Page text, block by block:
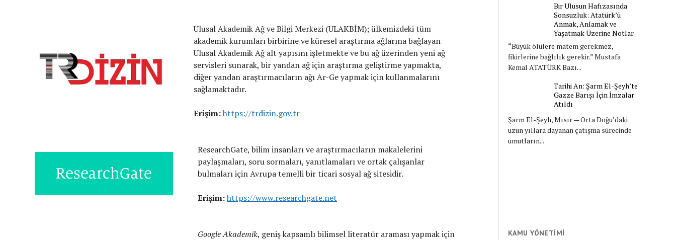
Ulusal Akademik Ağ ve Bilgi Merkezi (ULAKBİM); ülkemizdeki tüm
akademik kurumları birbirine ve küresel araştırma ağlarına bağlayan
Ulusal Akademik Ağ alt yapısını işletmekte ve bu ağ üzerinden yeni ağ
servisleri sunarak, bir yandan ağ için araştırma geliştirme yapmakta,
diğer yandan araştırmacıların ağı Ar-Ge yapmak için kullanmalarını
sağlamaktadır.
Erişim:https://trdizin.gov.tr
ResearchGate, bilim insanları ve araştırmacıların makalelerini
paylaşmaları, soru sormaları, yanıtlamaları ve ortak çalışanlar
bulmaları için Avrupa temelli bir ticari sosyal ağ sitesidir.
Erişim:https://www.researchgate.net
Google Akademik, geniş kapsamlı bilimsel literatür araması yapmak için
Bir Ulusun Hafızasında
Sonsuzluk: Atatürk’ü
Anmak, Anlamak ve
Yaşatmak Üzerine Notlar
“Büyük ölülere matem gerekmez,
fikirlerine bağlılık gerekir.” Mustafa
Kemal ATATÜRK Bazı...
Tarihi An: Şarm El-Şeyh’te
Gazze Barışı İçin İmzalar
Atıldı
Şarm El-Şeyh, Mısır — Orta Doğu’daki
uzun yıllara dayanan çatışma sürecinde
umutların...
KAMU YÖNETIMI